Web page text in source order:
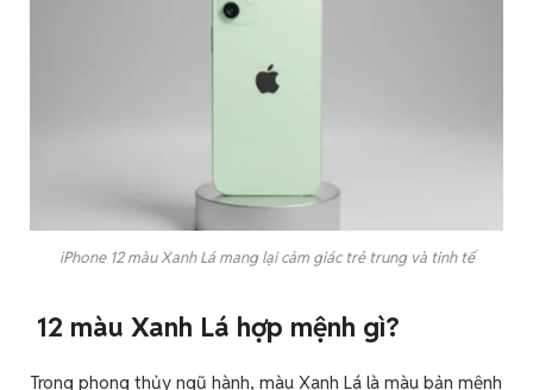
iPhone 12 màu Xanh Lá mang lại cảm giác trẻ trung và tinh tế
12 màu Xanh Lá hợp mệnh gì?
Trong phong thủy ngũ hành, màu Xanh Lá là màu bản mệnh